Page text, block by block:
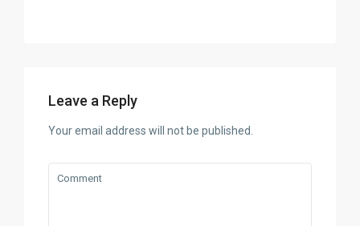
Leave a Reply
Your email address will not be published.